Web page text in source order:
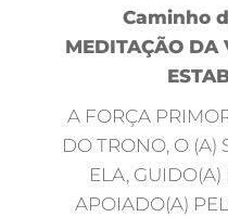
Caminho
MEDITAÇÃO DA
A FORÇA
DO TRONO, O
ELA,
APOIADO(A)